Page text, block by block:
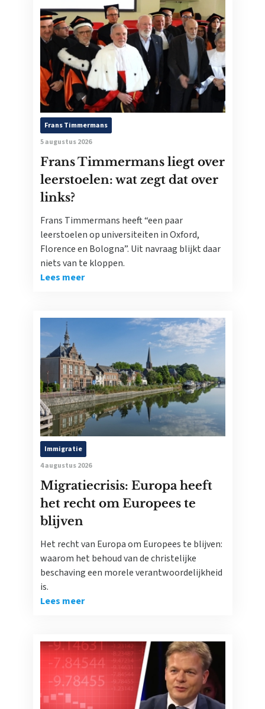
Frans Timmermans
5 augustus 2026
Frans Timmermans liegt over
leerstoelen: wat zegt dat over
links?
Frans Timmermans heeft “een paar
leerstoelen op universiteiten in Oxford,
Florence en Bologna”. Uit navraag blijkt daar
niets van te kloppen.
Lees meer
Immigratie
4 augustus 2026
Migratiecrisis: Europa heeft
het recht om Europees te
blijven
Het recht van Europa om Europees te blijven:
waarom het behoud van de christelijke
beschaving een morele verantwoordelijkheid
is.
Lees meer